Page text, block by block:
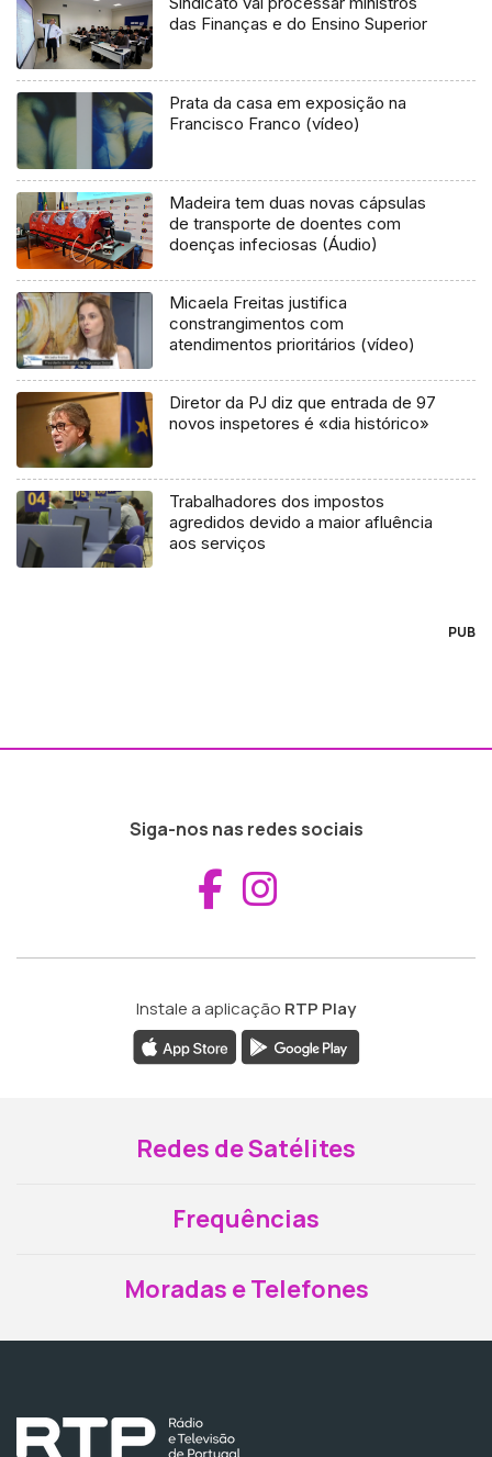
das Finanças e do Ensino Superior
Prata da casa em exposição na
Francisco Franco (vídeo)
Madeira tem duas novas cápsulas
de transporte de doentes com
doenças infeciosas (Áudio)
Micaela Freitas justifica
constrangimentos com
atendimentos prioritários (vídeo)
Diretor da PJ diz que entrada de 97
novos inspetores é «dia histórico»
Trabalhadores dos impostos
agredidos devido a maior afluência
aos serviços
PUB
Siga-nos nas redes sociais
Aceder ao
Instale a aplicação RTP Play
Redes de Satélites
Frequências
Moradas e Telefones